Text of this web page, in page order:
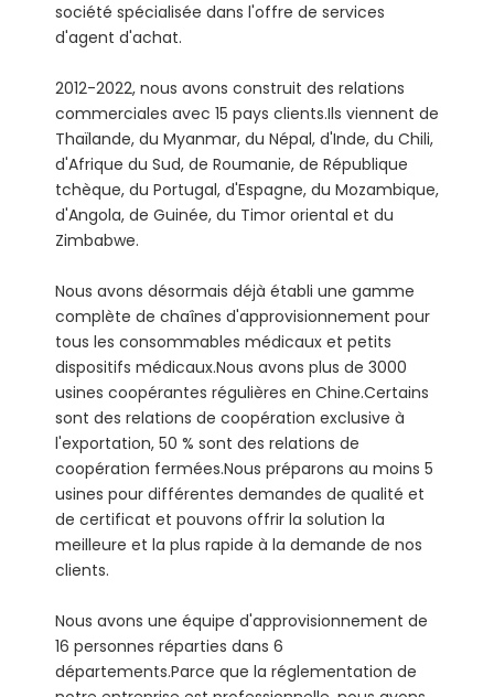
société spécialisée dans l'offre de services
d'agent d'achat.
2012-2022, nous avons construit des relations
commerciales avec 15 pays clients.Ils viennent de
Thaïlande, du Myanmar, du Népal, d'Inde, du Chili,
d'Afrique du Sud, de Roumanie, de République
tchèque, du Portugal, d'Espagne, du Mozambique,
d'Angola, de Guinée, du Timor oriental et du
Zimbabwe.
Nous avons désormais déjà établi une gamme
complète de chaînes d'approvisionnement pour
tous les consommables médicaux et petits
dispositifs médicaux.Nous avons plus de 3000
usines coopérantes régulières en Chine.Certains
sont des relations de coopération exclusive à
l'exportation, 50 % sont des relations de
coopération fermées.Nous préparons au moins 5
usines pour différentes demandes de qualité et
de certificat et pouvons offrir la solution la
meilleure et la plus rapide à la demande de nos
clients.
Nous avons une équipe d'approvisionnement de
16 personnes réparties dans 6
départements.Parce que la réglementation de